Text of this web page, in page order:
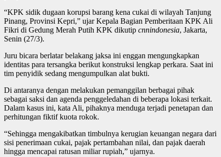
“KPK sidik dugaan korupsi barang kena cukai di wilayah Tanjung
Pinang, Provinsi Kepri,” ujar Kepala Bagian Pemberitaan KPK Ali
Fikri di Gedung Merah Putih KPK dikutip cnnindonesia, Jakarta,
Senin (27/3).
Juru bicara berlatar belakang jaksa ini enggan mengungkapkan
identitas para tersangka berikut konstruksi lengkap perkara. Saat ini
tim penyidik sedang mengumpulkan alat bukti.
Di antaranya dengan melakukan pemanggilan berbagai pihak
sebagai saksi dan agenda penggeledahan di beberapa lokasi terkait.
Dalam kasus ini, kata Ali, pihaknya menduga terjadi penetapan dan
perhitungan fiktif kuota rokok.
“Sehingga mengakibatkan timbulnya kerugian keuangan negara dari
sisi penerimaan cukai, pajak pertambahan nilai, dan pajak daerah
hingga mencapai ratusan miliar rupiah,” ujarnya.